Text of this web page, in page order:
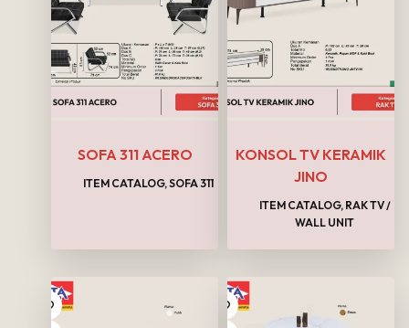
SOFA 311 ACERO
ITEM CATALOG,SOFA 311
KONSOL TV KERAMIK
JINO
ITEM CATALOG, RAK TV /
WALL UNIT